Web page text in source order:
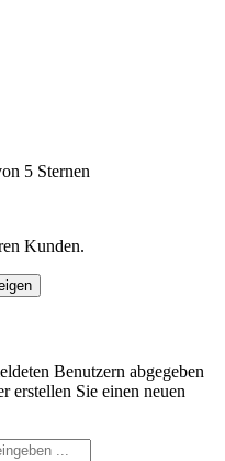
5 Sternen
Kunden.
Benutzern abgegeben
erstellen Sie einen neuen